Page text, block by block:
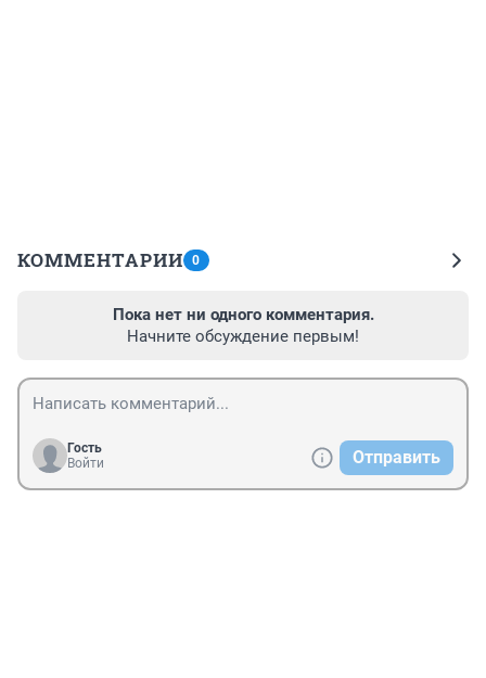
КОММЕНТАРИИ 0
Пока нет ни одного комментария.
Начните обсуждение первым!
Гость
Войти
Отправить